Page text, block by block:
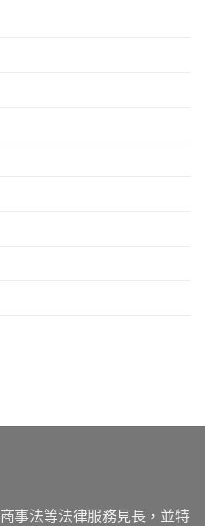
事法等法律服務見長，並特